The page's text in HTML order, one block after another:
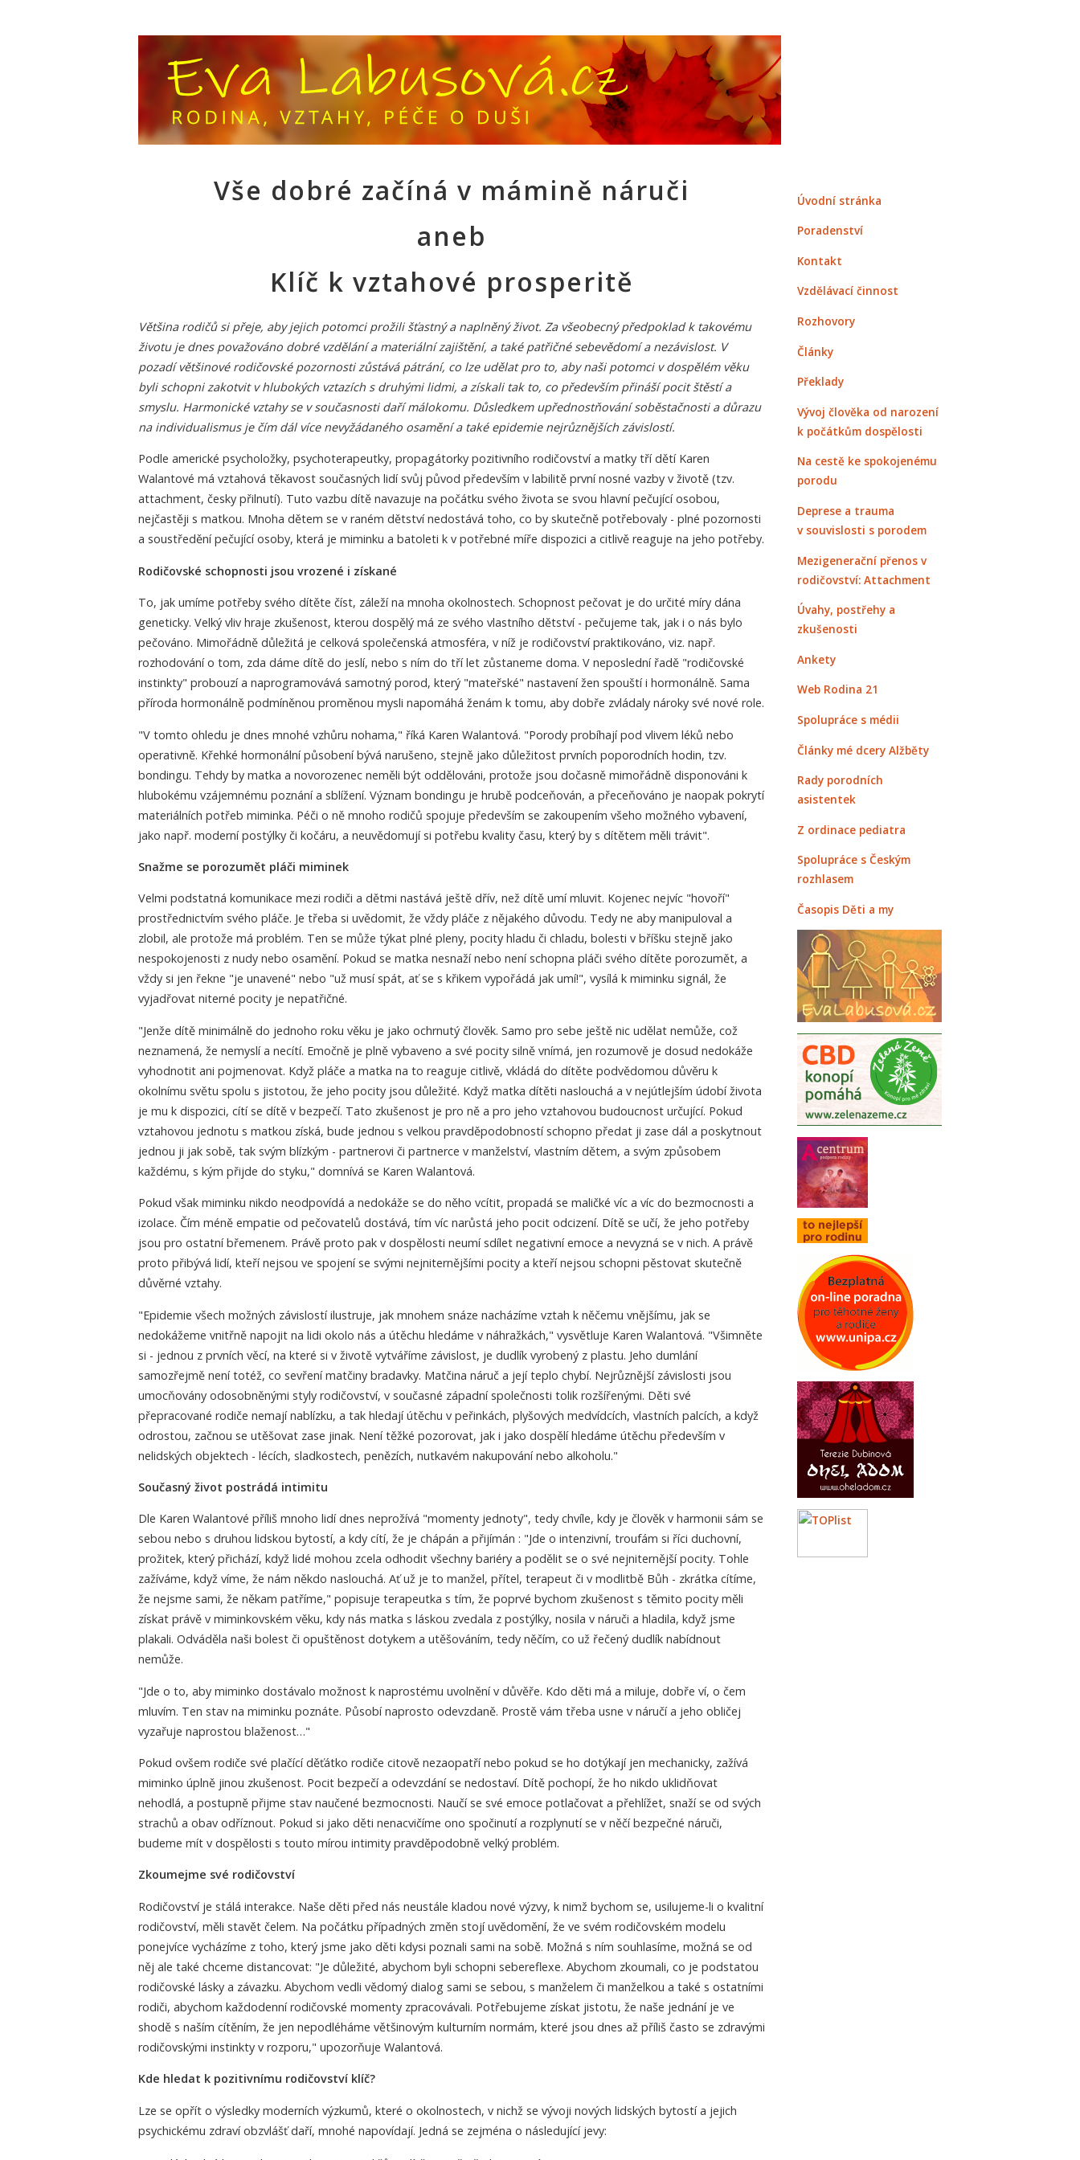
Vše dobré začíná v mámině náruči
aneb
Klíč k vztahové prosperitě
Většina rodičů si přeje, aby jejich potomci prožili šťastný a naplněný život. Za všeobecný předpoklad k takovému
životu je dnes považováno dobré vzdělání a materiální zajištění, a také patřičné sebevědomí a nezávislost. V
pozadí většinové rodičovské pozornosti zůstává pátrání, co lze udělat pro to, aby naši potomci v dospělém věku
byli schopni zakotvit v hlubokých vztazích s druhými lidmi, a získali tak to, co především přináší pocit štěstí a
smyslu. Harmonické vztahy se v současnosti daří málokomu. Důsledkem upřednostňování soběstačnosti a důrazu
na individualismus je čím dál více nevyžádaného osamění a také epidemie nejrůznějších závislostí.
Podle americké psycholožky, psychoterapeutky, propagátorky pozitivního rodičovství a matky tří dětí Karen
Walantové má vztahová těkavost současných lidí svůj původ především v labilitě první nosné vazby v životě (tzv.
attachment, česky přilnutí). Tuto vazbu dítě navazuje na počátku svého života se svou hlavní pečující osobou,
nejčastěji s matkou. Mnoha dětem se v raném dětství nedostává toho, co by skutečně potřebovaly - plné pozornosti
a soustředění pečující osoby, která je miminku a batoleti k v potřebné míře dispozici a citlivě reaguje na jeho potřeby.
Rodičovské schopnosti jsou vrozené i získané
To, jak umíme potřeby svého dítěte číst, záleží na mnoha okolnostech. Schopnost pečovat je do určité míry dána
geneticky. Velký vliv hraje zkušenost, kterou dospělý má ze svého vlastního dětství - pečujeme tak, jak i o nás bylo
pečováno. Mimořádně důležitá je celková společenská atmosféra, v níž je rodičovství praktikováno, viz. např.
rozhodování o tom, zda dáme dítě do jeslí, nebo s ním do tří let zůstaneme doma. V neposlední řadě "rodičovské
instinkty" probouzí a naprogramovává samotný porod, který "mateřské" nastavení žen spouští i hormonálně. Sama
příroda hormonálně podmíněnou proměnou mysli napomáhá ženám k tomu, aby dobře zvládaly nároky své nové role.
"V tomto ohledu je dnes mnohé vzhůru nohama," říká Karen Walantová. "Porody probíhají pod vlivem léků nebo
operativně. Křehké hormonální působení bývá narušeno, stejně jako důležitost prvních poporodních hodin, tzv.
bondingu. Tehdy by matka a novorozenec neměli být oddělováni, protože jsou dočasně mimořádně disponováni k
hlubokému vzájemnému poznání a sblížení. Význam bondingu je hrubě podceňován, a přeceňováno je naopak pokrytí
materiálních potřeb miminka. Péči o ně mnoho rodičů spojuje především se zakoupením všeho možného vybavení,
jako např. moderní postýlky či kočáru, a neuvědomují si potřebu kvality času, který by s dítětem měli trávit".
Snažme se porozumět pláči miminek
Velmi podstatná komunikace mezi rodiči a dětmi nastává ještě dřív, než dítě umí mluvit. Kojenec nejvíc "hovoří"
prostřednictvím svého pláče. Je třeba si uvědomit, že vždy pláče z nějakého důvodu. Tedy ne aby manipuloval a
zlobil, ale protože má problém. Ten se může týkat plné pleny, pocity hladu či chladu, bolesti v bříšku stejně jako
nespokojenosti z nudy nebo osamění. Pokud se matka nesnaží nebo není schopna pláči svého dítěte porozumět, a
vždy si jen řekne "je unavené" nebo "už musí spát, ať se s křikem vypořádá jak umí!", vysílá k miminku signál, že
vyjadřovat niterné pocity je nepatřičné.
"Jenže dítě minimálně do jednoho roku věku je jako ochrnutý člověk. Samo pro sebe ještě nic udělat nemůže, což
neznamená, že nemyslí a necítí. Emočně je plně vybaveno a své pocity silně vnímá, jen rozumově je dosud nedokáže
vyhodnotit ani pojmenovat. Když pláče a matka na to reaguje citlivě, vkládá do dítěte podvědomou důvěru k
okolnímu světu spolu s jistotou, že jeho pocity jsou důležité. Když matka dítěti naslouchá a v nejútlejším údobí života
je mu k dispozici, cítí se dítě v bezpečí. Tato zkušenost je pro ně a pro jeho vztahovou budoucnost určující. Pokud
vztahovou jednotu s matkou získá, bude jednou s velkou pravděpodobností schopno předat ji zase dál a poskytnout
jednou ji jak sobě, tak svým blízkým - partnerovi či partnerce v manželství, vlastním dětem, a svým způsobem
každému, s kým přijde do styku," domnívá se Karen Walantová.
Pokud však miminku nikdo neodpovídá a nedokáže se do něho vcítit, propadá se maličké víc a víc do bezmocnosti a
izolace. Čím méně empatie od pečovatelů dostává, tím víc narůstá jeho pocit odcizení. Dítě se učí, že jeho potřeby
jsou pro ostatní břemenem. Právě proto pak v dospělosti neumí sdílet negativní emoce a nevyzná se v nich. A právě
proto přibývá lidí, kteří nejsou ve spojení se svými nejniternějšími pocity a kteří nejsou schopni pěstovat skutečně
důvěrné vztahy.
"Epidemie všech možných závislostí ilustruje, jak mnohem snáze nacházíme vztah k něčemu vnějšímu, jak se
nedokážeme vnitřně napojit na lidi okolo nás a útěchu hledáme v náhražkách," vysvětluje Karen Walantová. "Všimněte
si - jednou z prvních věcí, na které si v životě vytváříme závislost, je dudlík vyrobený z plastu. Jeho dumlání
samozřejmě není totéž, co sevření matčiny bradavky. Matčina náruč a její teplo chybí. Nejrůznější závislosti jsou
umocňovány odosobněnými styly rodičovství, v současné západní společnosti tolik rozšířenými. Děti své
přepracované rodiče nemají nablízku, a tak hledají útěchu v peřinkách, plyšových medvídcích, vlastních palcích, a když
odrostou, začnou se utěšovat zase jinak. Není těžké pozorovat, jak i jako dospělí hledáme útěchu především v
nelidských objektech - lécích, sladkostech, penězích, nutkavém nakupování nebo alkoholu."
Současný život postrádá intimitu
Dle Karen Walantové příliš mnoho lidí dnes neprožívá "momenty jednoty", tedy chvíle, kdy je člověk v harmonii sám se
sebou nebo s druhou lidskou bytostí, a kdy cítí, že je chápán a přijímán : "Jde o intenzivní, troufám si říci duchovní,
prožitek, který přichází, když lidé mohou zcela odhodit všechny bariéry a podělit se o své nejniternější pocity. Tohle
zažíváme, když víme, že nám někdo naslouchá. Ať už je to manžel, přítel, terapeut či v modlitbě Bůh - zkrátka cítíme,
že nejsme sami, že někam patříme," popisuje terapeutka s tím, že poprvé bychom zkušenost s těmito pocity měli
získat právě v miminkovském věku, kdy nás matka s láskou zvedala z postýlky, nosila v náruči a hladila, když jsme
plakali. Odváděla naši bolest či opuštěnost dotykem a utěšováním, tedy něčím, co už řečený dudlík nabídnout
nemůže.
"Jde o to, aby miminko dostávalo možnost k naprostému uvolnění v důvěře. Kdo děti má a miluje, dobře ví, o čem
mluvím. Ten stav na miminku poznáte. Působí naprosto odevzdaně. Prostě vám třeba usne v náručí a jeho obličej
vyzařuje naprostou blaženost…"
Pokud ovšem rodiče své plačící děťátko rodiče citově nezaopatří nebo pokud se ho dotýkají jen mechanicky, zažívá
miminko úplně jinou zkušenost. Pocit bezpečí a odevzdání se nedostaví. Dítě pochopí, že ho nikdo uklidňovat
nehodlá, a postupně přijme stav naučené bezmocnosti. Naučí se své emoce potlačovat a přehlížet, snaží se od svých
strachů a obav odříznout. Pokud si jako děti nenacvičíme ono spočinutí a rozplynutí se v něčí bezpečné náruči,
budeme mít v dospělosti s touto mírou intimity pravděpodobně velký problém.
Zkoumejme své rodičovství
Rodičovství je stálá interakce. Naše děti před nás neustále kladou nové výzvy, k nimž bychom se, usilujeme-li o kvalitní
rodičovství, měli stavět čelem. Na počátku případných změn stojí uvědomění, že ve svém rodičovském modelu
ponejvíce vycházíme z toho, který jsme jako děti kdysi poznali sami na sobě. Možná s ním souhlasíme, možná se od
něj ale také chceme distancovat: "Je důležité, abychom byli schopni sebereflexe. Abychom zkoumali, co je podstatou
rodičovské lásky a závazku. Abychom vedli vědomý dialog sami se sebou, s manželem či manželkou a také s ostatními
rodiči, abychom každodenní rodičovské momenty zpracovávali. Potřebujeme získat jistotu, že naše jednání je ve
shodě s naším cítěním, že jen nepodléháme většinovým kulturním normám, které jsou dnes až příliš často se zdravými
rodičovskými instinkty v rozporu," upozorňuje Walantová.
Kde hledat k pozitivnímu rodičovství klíč?
Lze se opřít o výsledky moderních výzkumů, které o okolnostech, v nichž se vývoji nových lidských bytostí a jejich
psychickému zdraví obzvlášť daří, mnohé napovídají. Jedná se zejména o následující jevy:
Úvodní stránka
Poradenství
Kontakt
Vzdělávací činnost
Rozhovory
Články
Překlady
Vývoj člověka od narození
k počátkům dospělosti
Na cestě ke spokojenému
porodu
Deprese a trauma
v souvislosti s porodem
Mezigenerační přenos v
rodičovství: Attachment
Úvahy, postřehy a
zkušenosti
Ankety
Web Rodina 21
Spolupráce s médii
Články mé dcery Alžběty
Rady porodních
asistentek
Z ordinace pediatra
Spolupráce s Českým
rozhlasem
Časopis Děti a my